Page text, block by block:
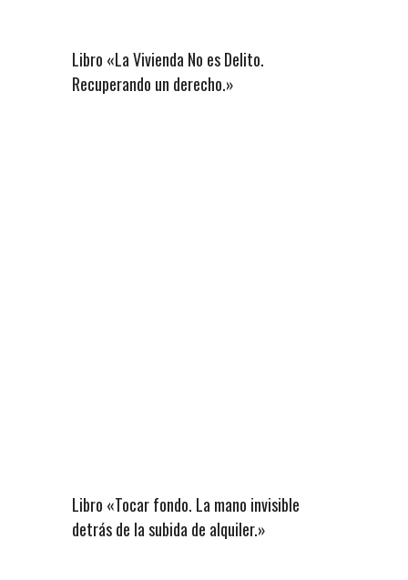
Libro «La Vivienda No es Delito.
Recuperando un derecho.»
Libro «Tocar fondo. La mano invisible
detrás de la subida de alquiler.»